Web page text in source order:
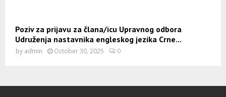
Poziv za prijavu za člana/icu Upravnog odbora
Udruženja nastavnika engleskog jezika Crne...
by admin October 30, 2025 0